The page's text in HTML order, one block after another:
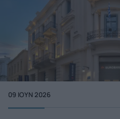
09 ΙΟΥΝ 2026